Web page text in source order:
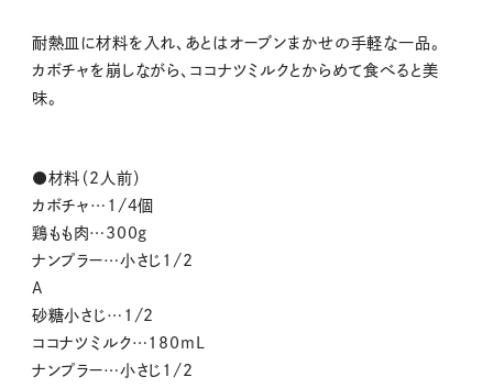
耐熱皿に材料を入れ、あとはオーブンまかせの手軽な一品。
カボチャを崩しながら、ココナツミルクとからめて食べると美
味。
●材料（2人前）
カボチャ…1/4個
鶏もも肉…300g
ナンプラー…小さじ1/2
A
砂糖小さじ…1/2
ココナツミルク…180mL
ナンプラー…小さじ1/2